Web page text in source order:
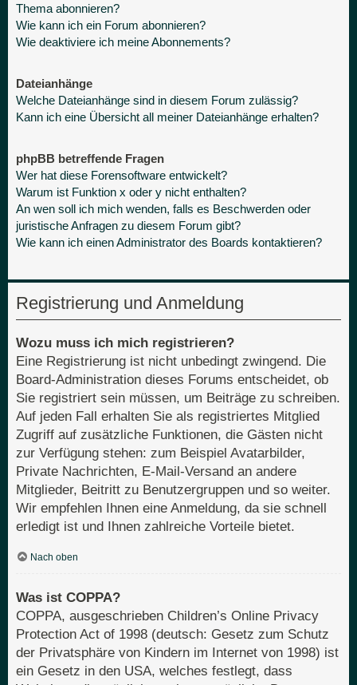
Thema abonnieren?
Wie kann ich ein Forum abonnieren?
Wie deaktiviere ich meine Abonnements?
Dateianhänge
Welche Dateianhänge sind in diesem Forum zulässig?
Kann ich eine Übersicht all meiner Dateianhänge erhalten?
phpBB betreffende Fragen
Wer hat diese Forensoftware entwickelt?
Warum ist Funktion x oder y nicht enthalten?
An wen soll ich mich wenden, falls es Beschwerden oder
juristische Anfragen zu diesem Forum gibt?
Wie kann ich einen Administrator des Boards kontaktieren?
Registrierung und Anmeldung
Wozu muss ich mich registrieren?
Eine Registrierung ist nicht unbedingt zwingend. Die
Board-Administration dieses Forums entscheidet, ob
Sie registriert sein müssen, um Beiträge zu schreiben.
Auf jeden Fall erhalten Sie als registriertes Mitglied
Zugriff auf zusätzliche Funktionen, die Gästen nicht
zur Verfügung stehen: zum Beispiel Avatarbilder,
Private Nachrichten, E-Mail-Versand an andere
Mitglieder, Beitritt zu Benutzergruppen und so weiter.
Wir empfehlen Ihnen eine Anmeldung, da sie schnell
erledigt ist und Ihnen zahlreiche Vorteile bietet.
Nach oben
Was ist COPPA?
COPPA, ausgeschrieben Children’s Online Privacy
Protection Act of 1998 (deutsch: Gesetz zum Schutz
der Privatsphäre von Kindern im Internet von 1998) ist
ein Gesetz in den USA, welches festlegt, dass